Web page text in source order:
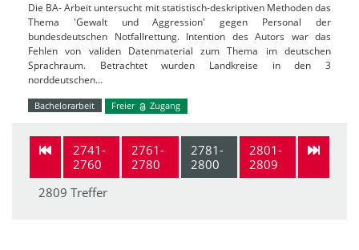
Die BA- Arbeit untersucht mit statistisch-deskriptiven Methoden das
Thema 'Gewalt und Aggression' gegen Personal der
bundesdeutschen Notfallrettung. Intention des Autors war das
Fehlen von validen Datenmaterial zum Thema im deutschen
Sprachraum. Betrachtet wurden Landkreise in den 3
norddeutschen…
Bachelorarbeit Freier Zugang
2741-
2760
2761-
2780
2781-
2800
2801-
2809
2809 Treffer